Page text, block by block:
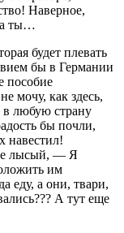
Наверное,
а ты…
будет плевать
бы в Германии
пособие
мочу, как здесь,
любую страну
бы почли,
навестил!
лысый, — Я
им
еду, а они, твари,
А тут еще